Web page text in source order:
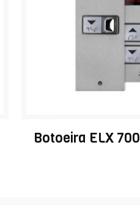
Botoeira ELX 700